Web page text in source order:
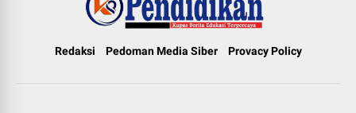
Redaksi Pedoman Media Siber Provacy Policy